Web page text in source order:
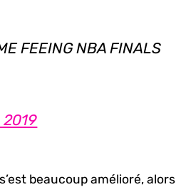
FEEING NBA FINALS
beaucoup amélioré, alors